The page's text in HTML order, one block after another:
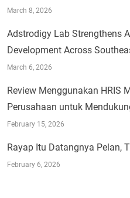
March 8, 2026
Adstrodigy Lab Strengthens
Development Across
March 6, 2026
Review Menggunakan HRIS
Perusahaan untuk
February 15, 2026
Rayap Itu Datangnya Pelan,
February 6, 2026